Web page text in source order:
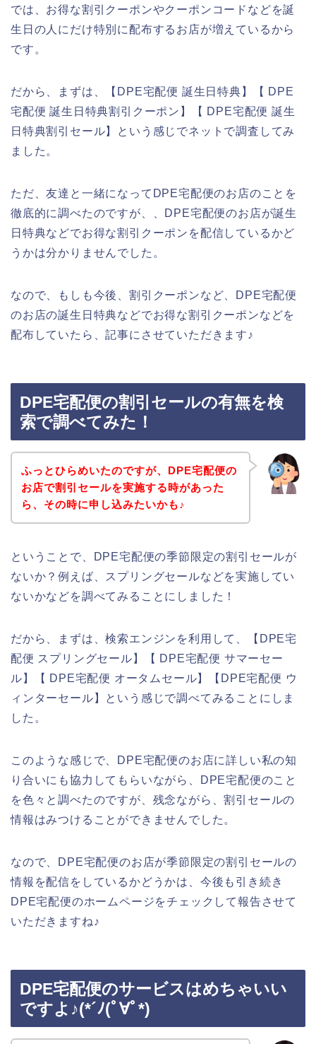
では、お得な割引クーポンやクーポンコードなどを誕
生日の人にだけ特別に配布するお店が増えているから
です。
だから、まずは、【DPE宅配便 誕生日特典】【 DPE
宅配便 誕生日特典割引クーポン】【 DPE宅配便 誕生
日特典割引セール】という感じでネットで調査してみ
ました。
ただ、友達と一緒になってDPE宅配便のお店のことを
徹底的に調べたのですが、、DPE宅配便のお店が誕生
日特典などでお得な割引クーポンを配信しているかど
うかは分かりませんでした。
なので、もしも今後、割引クーポンなど、DPE宅配便
のお店の誕生日特典などでお得な割引クーポンなどを
配布していたら、記事にさせていただきます♪
DPE宅配便の割引セールの有無を検
索で調べてみた！
ふっとひらめいたのですが、DPE宅配便の
お店で割引セールを実施する時があった
ら、その時に申し込みたいかも♪
ということで、DPE宅配便の季節限定の割引セールが
ないか？例えば、スプリングセールなどを実施してい
ないかなどを調べてみることにしました！
だから、まずは、検索エンジンを利用して、【DPE宅
配便 スプリングセール】【 DPE宅配便 サマーセー
ル】【 DPE宅配便 オータムセール】【DPE宅配便 ウ
ィンターセール】という感じで調べてみることにしま
した。
このような感じで、DPE宅配便のお店に詳しい私の知
り合いにも協力してもらいながら、DPE宅配便のこと
を色々と調べたのですが、残念ながら、割引セールの
情報はみつけることができませんでした。
なので、DPE宅配便のお店が季節限定の割引セールの
情報を配信をしているかどうかは、今後も引き続き
DPE宅配便のホームページをチェックして報告させて
いただきますね♪
DPE宅配便のサービスはめちゃいい
ですよ♪(*´ﾉ(ﾟ∀ﾟ*)